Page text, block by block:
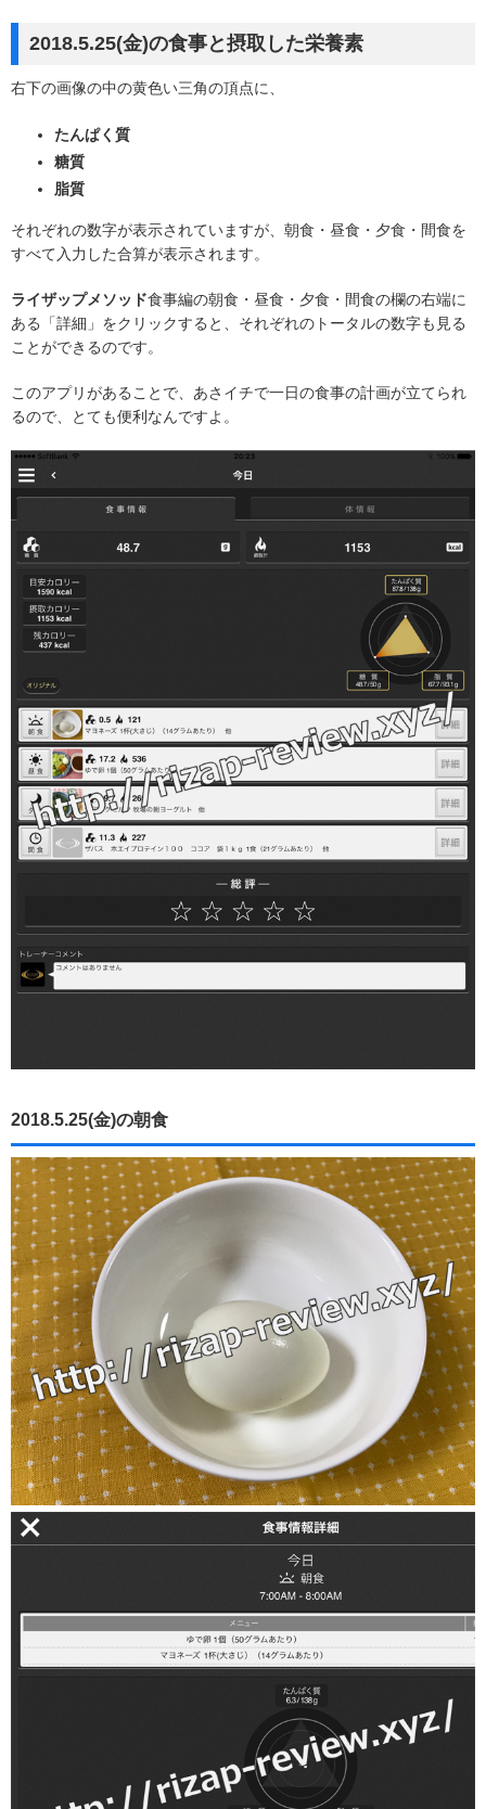
2018.5.25(金)の食事と摂取した栄養素
右下の画像の中の黄色い三角の頂点に、
たんぱく質
糖質
脂質
それぞれの数字が表示されていますが、朝食・昼食・夕食・間食を
すべて入力した合算が表示されます。
ライザップメソッド食事編の朝食・昼食・夕食・間食の欄の右端に
ある「詳細」をクリックすると、それぞれのトータルの数字も見る
ことができるのです。
このアプリがあることで、あさイチで一日の食事の計画が立てられ
るので、とても便利なんですよ。
2018.5.25(金)の朝食